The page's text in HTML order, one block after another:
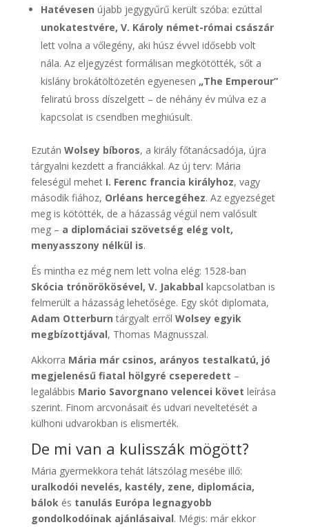
Hatévesen újabb jegygyűrű került szóba: ezúttal
unokatestvére, V. Károly német-római császár
lett volna a vőlegény, aki húsz évvel idősebb volt
nála. Az eljegyzést formálisan megkötötték, sőt a
kislány brokátöltözetén egyenesen „The Emperour”
feliratú bross díszelgett – de néhány év múlva ez a
kapcsolat is csendben meghiúsult.
Ezután Wolsey bíboros, a király főtanácsadója, újra
tárgyalni kezdett a franciákkal. Az új terv: Mária
feleségül mehet I. Ferenc francia királyhoz, vagy
második fiához, Orléans hercegéhez. Az egyezséget
meg is kötötték, de a házasság végül nem valósult
meg – a diplomáciai szövetség elég volt,
menyasszony nélkül is.
És mintha ez még nem lett volna elég: 1528-ban
Skócia trónörökösével, V. Jakabbal kapcsolatban is
felmerült a házasság lehetősége. Egy skót diplomata,
Adam Otterburn tárgyalt erről Wolsey egyik
megbízottjával, Thomas Magnusszal.
Akkorra Mária már csinos, arányos testalkatú, jó
megjelenésű fiatal hölgyré cseperedett –
legalábbis Mario Savorgnano velencei követ leírása
szerint. Finom arcvonásait és udvari neveltetését a
külhoni udvarokban is elismerték.
De mi van a kulisszák mögött?
Mária gyermekkora tehát látszólag mesébe illő:
uralkodói nevelés, kastély, zene, diplomácia,
bálokés tanulás Európa legnagyobb
gondolkodóinak ajánlásaival. Mégis: már ekkor